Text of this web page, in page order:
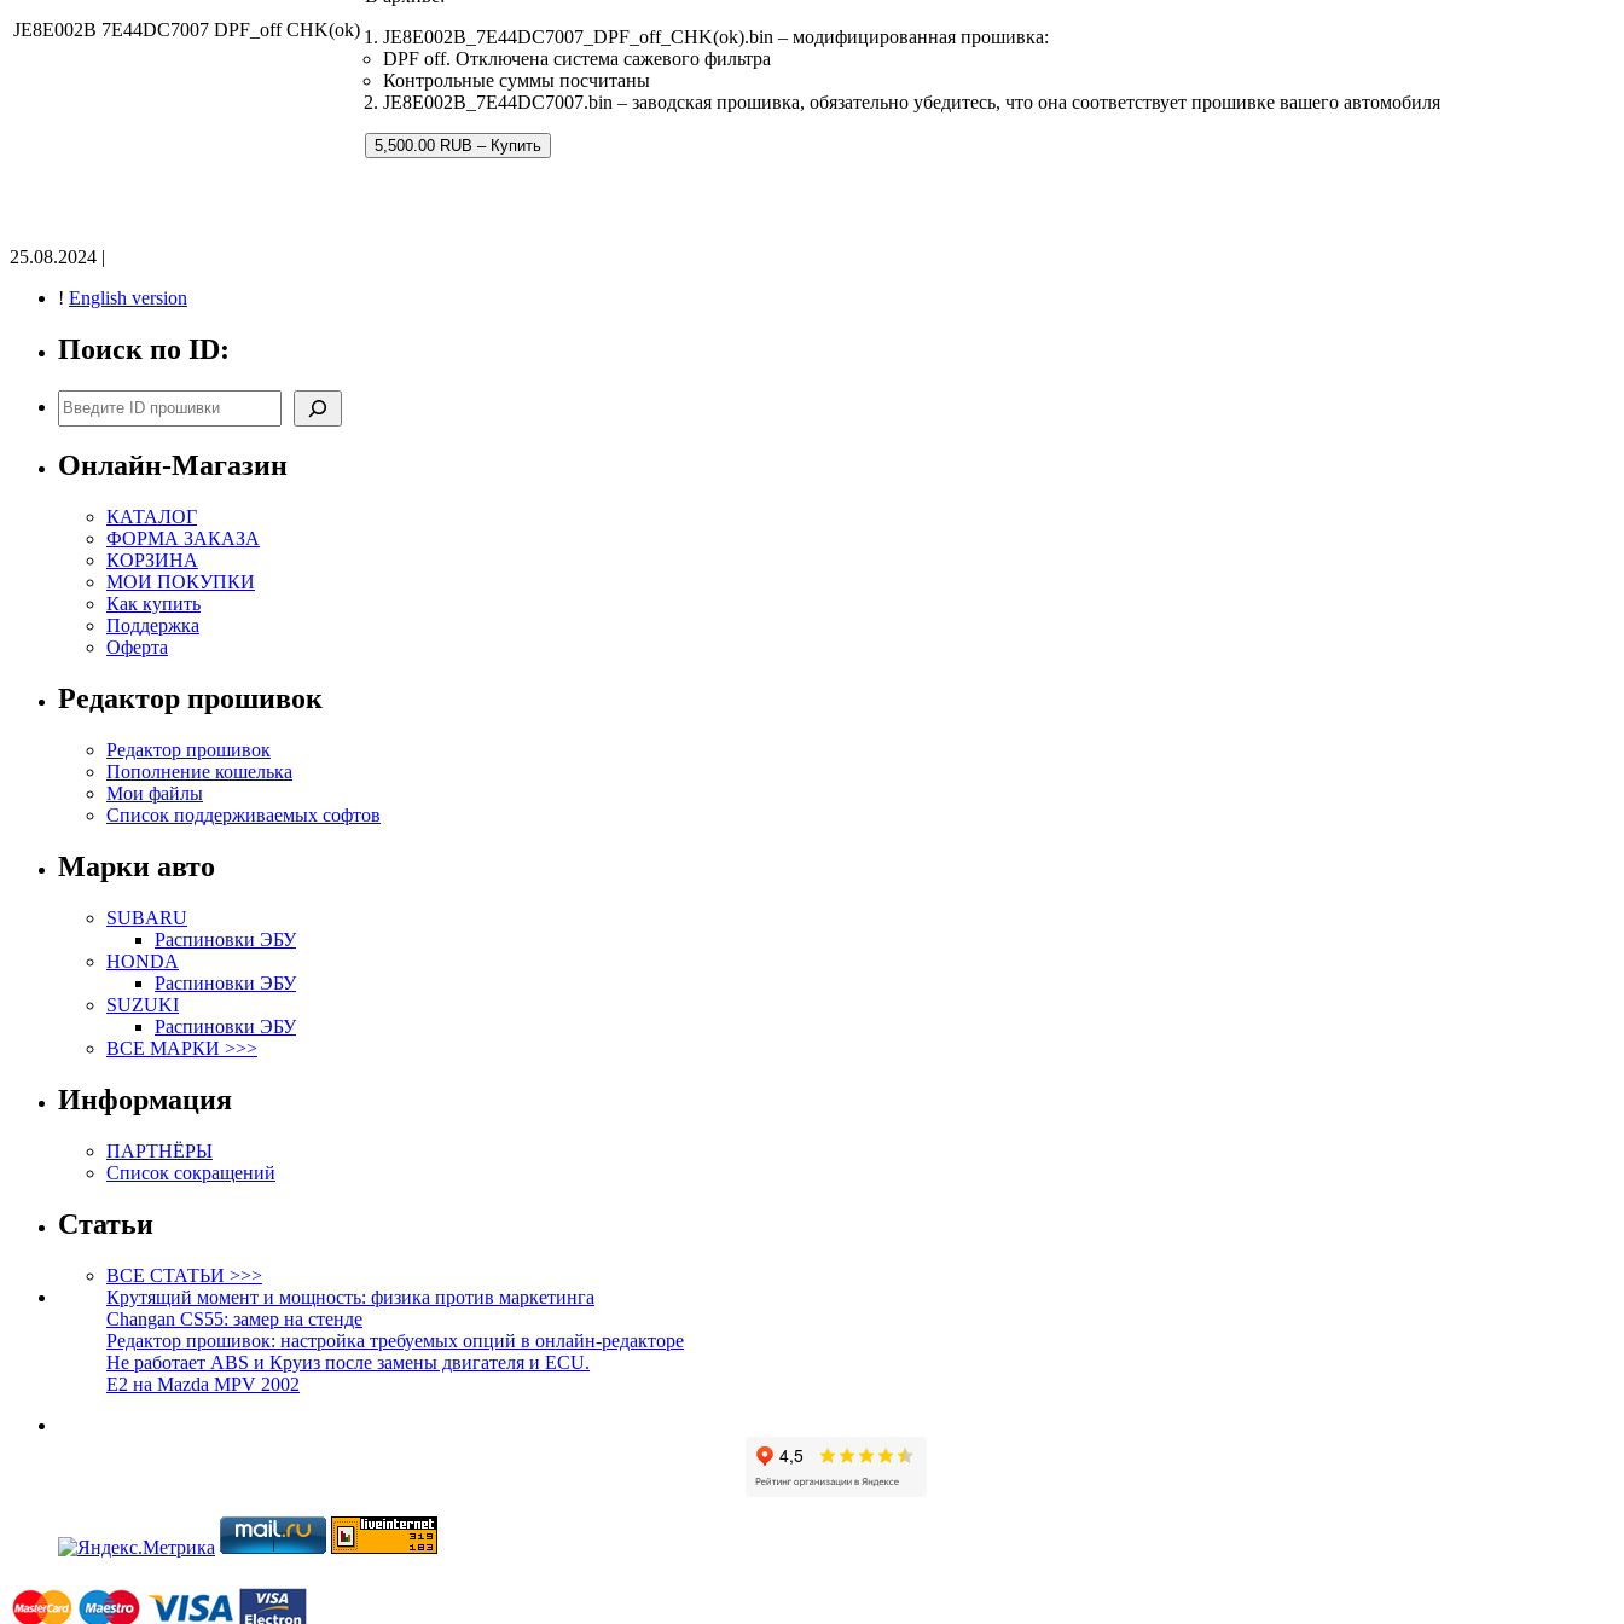
JE8E002B 7E44DC7007 DPF_off CHK(ok)
JE8E002B_7E44DC7007_DPF_off_CHK(ok).bin – модифицированная прошивка:
DPF off. Отключена система сажевого фильтра
Контрольные суммы посчитаны
JE8E002B_7E44DC7007.bin – заводская прошивка, обязательно убедитесь, что она соответствует прошивке вашего автомобиля
5,500.00 RUB – Купить
25.08.2024 |
! English version
Поиск по ID:
Поиск
Онлайн-Магазин
КАТАЛОГ
ФОРМА ЗАКАЗА
КОРЗИНА
МОИ ПОКУПКИ
Как купить
Поддержка
Оферта
Редактор прошивок
Редактор прошивок
Пополнение кошелька
Мои файлы
Список поддерживаемых софтов
Марки авто
SUBARU
Распиновки ЭБУ
HONDA
Распиновки ЭБУ
SUZUKI
Распиновки ЭБУ
ВСЕ МАРКИ >>>
Информация
ПАРТНЁРЫ
Список сокращений
Статьи
ВСЕ СТАТЬИ >>>
Крутящий момент и мощность: физика против маркетинга
Changan CS55: замер на стенде
Редактор прошивок: настройка требуемых опций в онлайн-редакторе
Не работает ABS и Круиз после замены двигателя и ECU.
E2 на Mazda MPV 2002